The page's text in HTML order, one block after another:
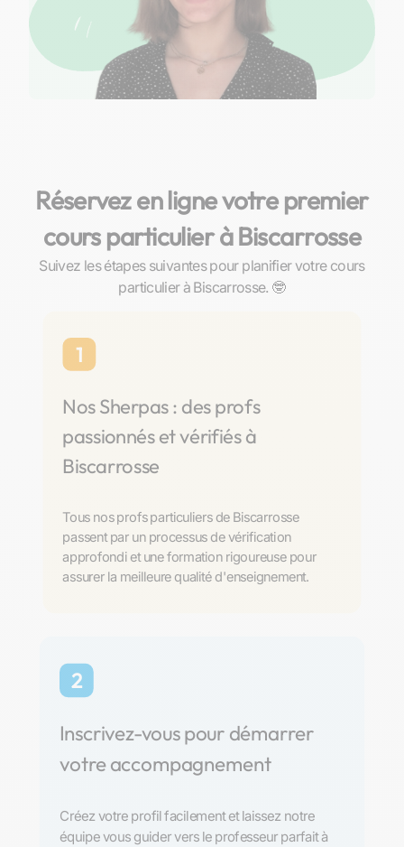
Réservez en ligne votre premier
cours particulier à Biscarrosse
Suivez les étapes suivantes pour planifier votre cours
particulier à Biscarrosse. 🤓
1
Nos Sherpas : des profs
passionnés et vérifiés à
Biscarrosse
Tous nos profs particuliers de Biscarrosse
passent par un processus de vérification
approfondi et une formation rigoureuse pour
assurer la meilleure qualité d'enseignement.
2
Inscrivez-vous pour démarrer
votre accompagnement
Créez votre profil facilement et laissez notre
équipe vous guider vers le professeur parfait à